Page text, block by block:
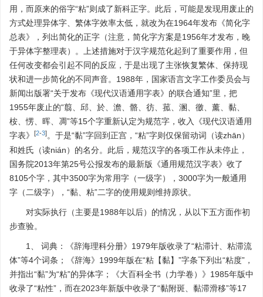
用，而原来的俗字“粘”则成了新科正字。此后，可能是发现用废止的
方式处理异体字、繁体字效率太低，就改为在1964年发布《简化字
总表》，列出简化的正字（注意，简化字方案是1956年才发布，晚
于异体字整理表）。上述措施对于汉字规范化起到了重要作用，但
任何改变都会引起不同的反应，于是出现了主张恢复繁体、保持现
状和进一步简化的不同声音。1988年，国家语言文字工作委员会与
新闻出版署“关于发布《现代汉语通用字表》的联合通知”里，把
1955年废止的“翦、邱、於、澹、骼、彷、菰、溷、徼、薰、黏、
桉、愣、晖、凋”等15个字重新认定为规范字，收入《现代汉语通用
字表》
[2-3]。于是“黏”字回到正宫，“粘”字则仅保留动词（读zhān）
和姓氏（读nián）的名分。此后，规范汉字的各项工作从未停止，
国务院2013年第25号公报发布的最新版《通用规范汉字表》收了
8105个字，其中3500字为常用字（一级字），3000字为一般通用
字（二级字），“黏、粘”二字的使用规则维持原状。
对实际执行（主要是1988年以后）的情况，从以下五方面作初
步查验。
1、 词典：《辞海理科分册》1979年版收录了“粘滞计、粘滞流
体”等4个词条；《辞海》1999年版在“粘【黏】”字条下列出“粘度”，
并指出“黏”为“粘”的异体字；《大百科全书（力学卷）》1985年版中
收录了“粘性”，而在2023年新版中收录了“黏附斑、黏滞滑移”等17